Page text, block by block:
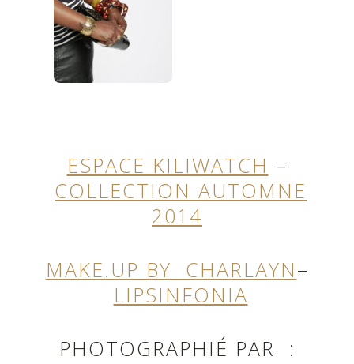
ESPACE KILIWATCH –
COLLECTION AUTOMNE
2014
MAKE.UP BY CHARLAYN–
LIPSINFONIA
PHOTOGRAPHIÉ PAR :